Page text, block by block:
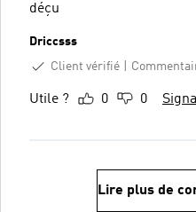
déçu
Driccsss
Client vérifié
Utile ? 0 0
Lire plus de